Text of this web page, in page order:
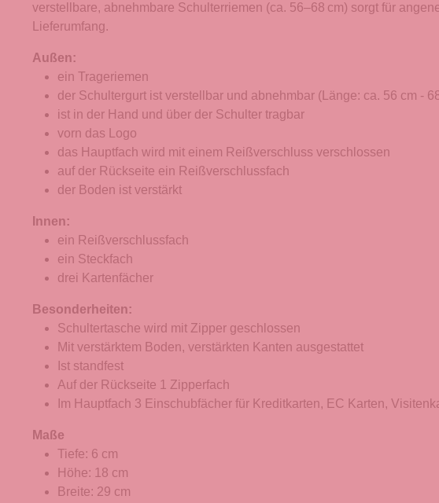
verstellbare, abnehmbare Schulterriemen (ca. 56–68 cm) sorgt für
Lieferumfang.
Außen:
ein Trageriemen
der Schultergurt ist verstellbar und abnehmbar (Länge: ca. 56 cm -
ist in der Hand und über der Schulter tragbar
vorn das Logo
das Hauptfach wird mit einem Reißverschluss verschlossen
auf der Rückseite ein Reißverschlussfach
der Boden ist verstärkt
Innen:
ein Reißverschlussfach
ein Steckfach
drei Kartenfächer
Besonderheiten:
Schultertasche wird mit Zipper geschlossen
Mit verstärktem Boden, verstärkten Kanten ausgestattet
Ist standfest
Auf der Rückseite 1 Zipperfach
Im Hauptfach 3 Einschubfächer für Kreditkarten, EC Karten,
Maße
Tiefe: 6 cm
Höhe: 18 cm
Breite: 29 cm